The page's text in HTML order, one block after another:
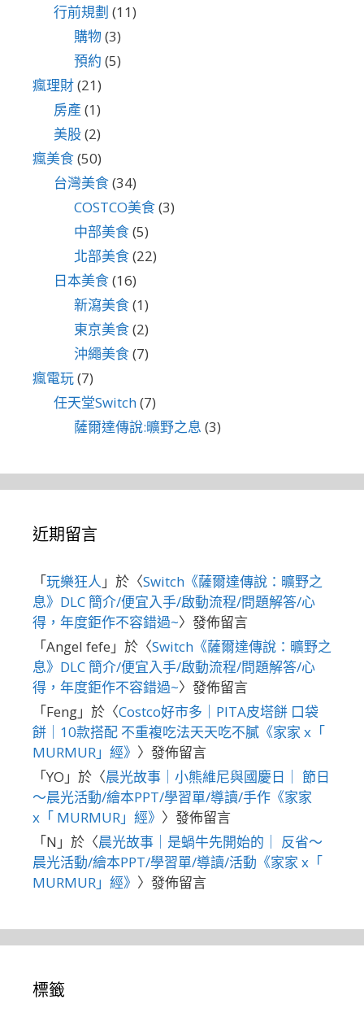
行前規劃 (11)
購物(3)
預約 (5)
瘋理財(21)
房產 (1)
美股(2)
瘋美食(50)
台灣美食(34)
COSTCO美食(3)
中部美食(5)
北部美食(22)
日本美食(16)
新瀉美食(1)
東京美食(2)
沖繩美食(7)
瘋電玩(7)
任天堂Switch(7)
薩爾達傳說:曠野之息 (3)
近期留言
「玩樂狂人 」於〈Switch《薩爾達傳說：曠野之
息》DLC 簡介/便宜入手/啟動流程/問題解答/心
得，年度鉅作不容錯過~〉發佈留言
「Angel fefe 」於〈Switch《薩爾達傳說：曠野之
息》DLC 簡介/便宜入手/啟動流程/問題解答/心
得，年度鉅作不容錯過~〉發佈留言
「Feng」於〈Costco好市多｜PITA皮塔餅 口袋
餅｜10款搭配 不重複吃法天天吃不膩《家家 x「
MURMUR」經》 〉發佈留言
「YO 」於〈晨光故事｜小熊維尼與國慶日｜ 節日
～晨光活動/繪本PPT/學習單/導讀/手作《家家
x「 MURMUR」經》 〉發佈留言
「N 」於〈晨光故事｜是蝸牛先開始的｜ 反省～
晨光活動/繪本PPT/學習單/導讀/活動《家家 x「
MURMUR」經》 〉發佈留言
標籤